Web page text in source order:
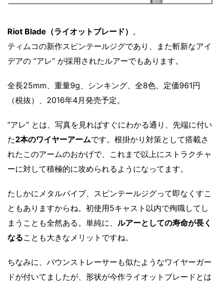
Riot Blade（ライオットブレード） 。
ティムコの新作スピンテールジグであり、また斬新なアイ
デアの “アレ” が採用されたルアーでもあります。
全長25mm、重量9g、シンキング、全8色、定価961円
（税抜）、2016年4月発売予定。
“アレ” とは、写真を見ればすぐにわかる通り、先端に付い
た2本のワイヤーアームです。根掛かり対策として搭載さ
れたこのアームのおかげで、これまで以上にストラクチャ
ーに対して積極的に攻められるようになってます。
たしかにメタルバイブ、スピンテールジグって即なくすこ
ともありますからね。初使用5キャスト以内で殉職してし
まうことも全然ある。単純に、 ルアーとしての寿命が長く
なることも大きなメリットですね。
ちなみに、バウンストレーサーも似たようなワイヤーガー
ドが付いてましたが、形状が今作ライオットブレードとは